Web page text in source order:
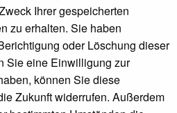
Ihrer gespeicherten
zu erhalten. Sie haben
oder Löschung dieser
Sie eine Einwilligung zur
können Sie diese
Zukunft widerrufen. Außerdem